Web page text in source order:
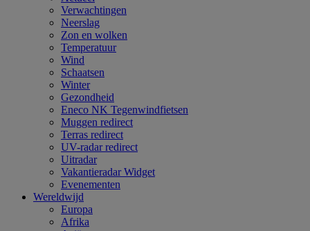
Verwachtingen
Neerslag
Zon en wolken
Temperatuur
Wind
Schaatsen
Winter
Gezondheid
Eneco NK Tegenwindfietsen
Muggen redirect
Terras redirect
UV-radar redirect
Uitradar
Vakantieradar Widget
Evenementen
Wereldwijd
Europa
Afrika